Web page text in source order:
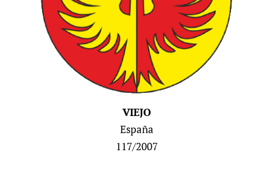
VIEJO
España
117/2007